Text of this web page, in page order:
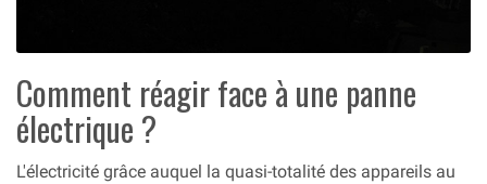
Comment réagir face à une panne
électrique ?
L'électricité grâce auquel la quasi-totalité des appareils au